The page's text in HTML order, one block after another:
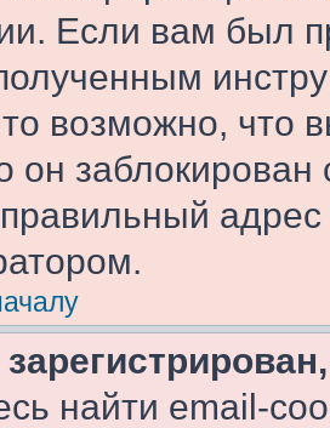
Если вам был
возможно, что
он
адрес
найти email-